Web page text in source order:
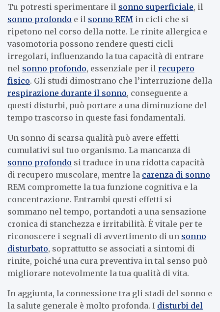
Tu potresti sperimentare il sonno superficiale, il
sonno profondo e il sonno REM in cicli che si
ripetono nel corso della notte. Le rinite allergica e
vasomotoria possono rendere questi cicli
irregolari, influenzando la tua capacità di entrare
nel sonno profondo, essenziale per il recupero
fisico. Gli studi dimostrano che l’interruzione della
respirazione durante il sonno, conseguente a
questi disturbi, può portare a una diminuzione del
tempo trascorso in queste fasi fondamentali.
Un sonno di scarsa qualità può avere effetti
cumulativi sul tuo organismo. La mancanza di
sonno profondo si traduce in una ridotta capacità
di recupero muscolare, mentre la carenza di sonno
REM compromette la tua funzione cognitiva e la
concentrazione. Entrambi questi effetti si
sommano nel tempo, portandoti a una sensazione
cronica di stanchezza e irritabilità. È vitale per te
riconoscere i segnali di avvertimento di un sonno
disturbato, soprattutto se associati a sintomi di
rinite, poiché una cura preventiva in tal senso può
migliorare notevolmente la tua qualità di vita.
In aggiunta, la connessione tra gli stadi del sonno e
la salute generale è molto profonda. I disturbi del